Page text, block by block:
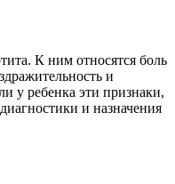
К ним относятся боль
и
у ребенка эти признаки,
и назначения